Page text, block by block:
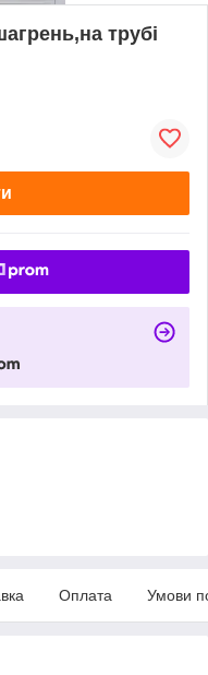
трубі
Оплата Умови